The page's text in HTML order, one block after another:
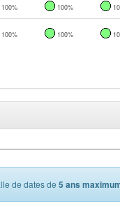
100% 100%
100% 100%
de dates de 5 ans